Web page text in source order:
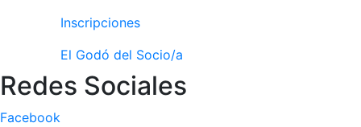
Inscripciones
El Godó del Socio/a
Redes Sociales
Facebook